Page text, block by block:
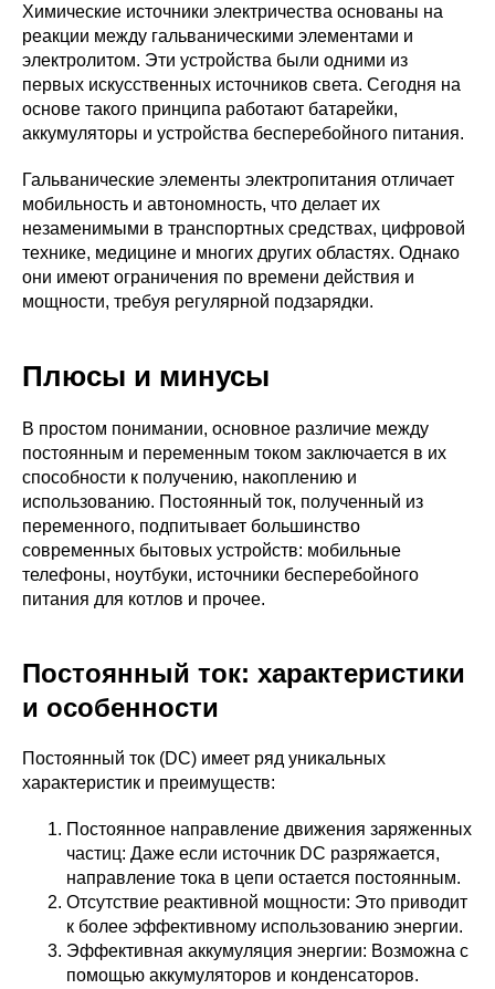
Химические источники электричества основаны на
реакции между гальваническими элементами и
электролитом. Эти устройства были одними из
первых искусственных источников света. Сегодня на
основе такого принципа работают батарейки,
аккумуляторы и устройства бесперебойного питания.
Гальванические элементы электропитания отличает
мобильность и автономность, что делает их
незаменимыми в транспортных средствах, цифровой
технике, медицине и многих других областях. Однако
они имеют ограничения по времени действия и
мощности, требуя регулярной подзарядки.
Плюсы и минусы
В простом понимании, основное различие между
постоянным и переменным током заключается в их
способности к получению, накоплению и
использованию. Постоянный ток, полученный из
переменного, подпитывает большинство
современных бытовых устройств: мобильные
телефоны, ноутбуки, источники бесперебойного
питания для котлов и прочее.
Постоянный ток: характеристики
и особенности
Постоянный ток (DC) имеет ряд уникальных
характеристик и преимуществ:
Постоянное направление движения заряженных
частиц: Даже если источник DC разряжается,
направление тока в цепи остается постоянным.
Отсутствие реактивной мощности: Это приводит
к более эффективному использованию энергии.
Эффективная аккумуляция энергии: Возможна с
помощью аккумуляторов и конденсаторов.